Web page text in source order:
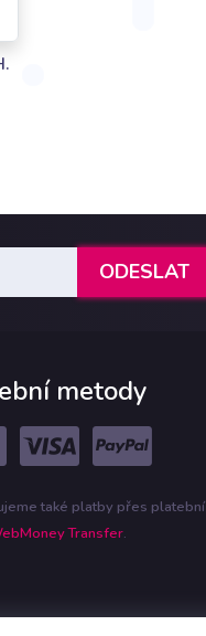
metody
také platby přes platební
Transfer.